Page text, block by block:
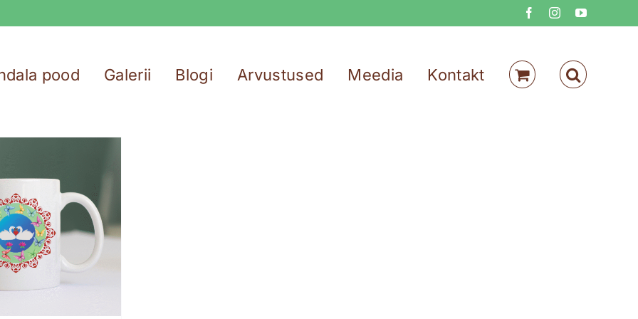
FacebookInstagramYouTube
pood Galerii Blogi Arvustused Meedia Kontakt